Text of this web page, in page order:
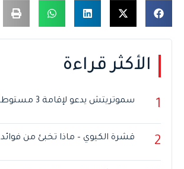
الأكثر قراءة
1 سموتريتش يدعو لإقامة 3 مستوطنات شمالي غزة
2 قشرة الكيوي – ماذا تخبئ من فوائد